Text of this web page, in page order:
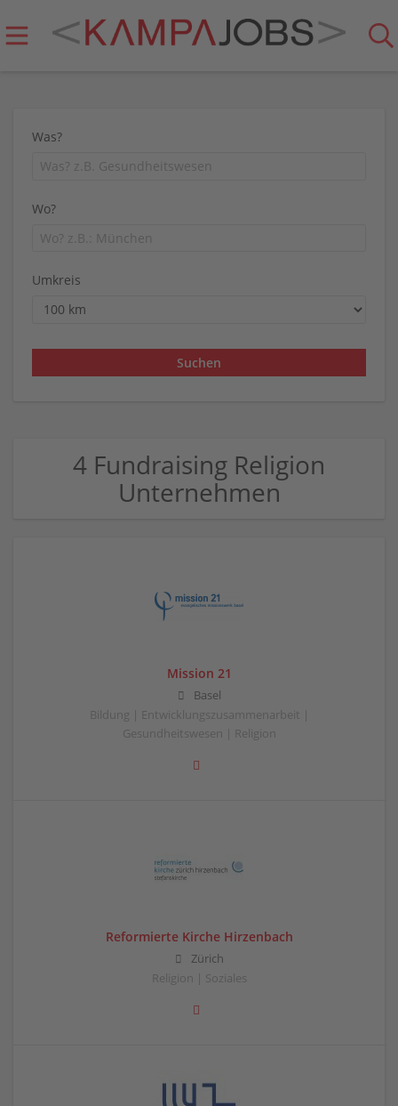
Was?
Wo?
Umkreis
4 Fundraising Religion
Unternehmen
Mission 21
Basel
Bildung | Entwicklungszusammenarbeit |
Gesundheitswesen | Religion
Reformierte Kirche Hirzenbach
Zürich
Religion | Soziales